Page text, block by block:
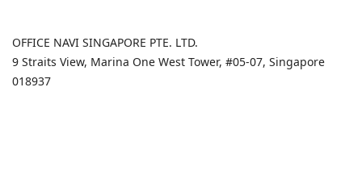
OFFICE NAVI SINGAPORE PTE. LTD.
9 Straits View, Marina One West Tower, #05-07, Singapore
018937